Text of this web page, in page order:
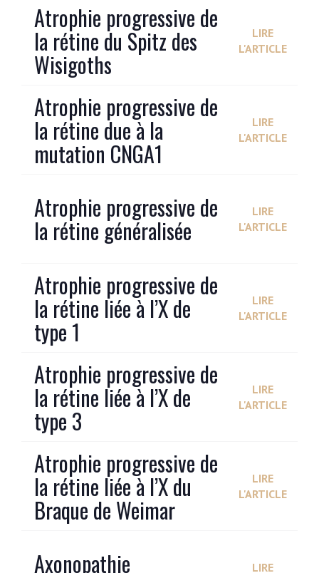
Atrophie progressive de
la rétine du Spitz des
Wisigoths
LIRE
L'ARTICLE
Atrophie progressive de
la rétine due à la
mutation CNGA1
LIRE
L'ARTICLE
Atrophie progressive de
la rétine généralisée
LIRE
L'ARTICLE
Atrophie progressive de
la rétine liée à l’X de
type 1
LIRE
L'ARTICLE
Atrophie progressive de
la rétine liée à l’X de
type 3
LIRE
L'ARTICLE
Atrophie progressive de
la rétine liée à l’X du
Braque de Weimar
LIRE
L'ARTICLE
Axonopathie LIRE